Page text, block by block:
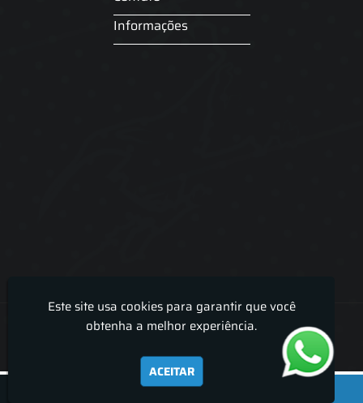
Informações
Lira Luz Decor - Cortinas sob medidas e persianas
Este site usa cookies para garantir que você
obtenha a melhor experiência.
ACEITAR